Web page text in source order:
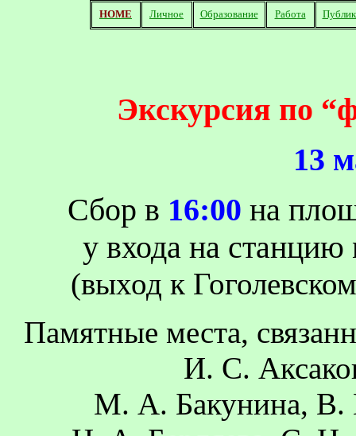
HOME Личное Образование Работа
Экскурсия по
13
Сбор в 16:00 на
у входа на
(выход к
Памятные места,
И. С.
М. А. Бакунина, В.